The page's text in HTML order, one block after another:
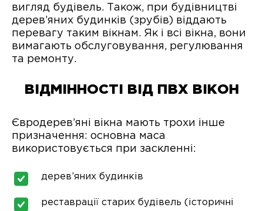
вигляд будівель. Також, при будівництві
дерев’яних будинків (зрубів) віддають
перевагу таким вікнам. Як і всі вікна, вони
вимагають обслуговування, регулювання
та ремонту.
ВІДМІННОСТІ ВІД ПВХ ВІКОН
Євродерев’яні вікна мають трохи інше
призначення: основна маса
використовується при заскленні:
дерев’яних будинків
реставрації старих будівель (історичні